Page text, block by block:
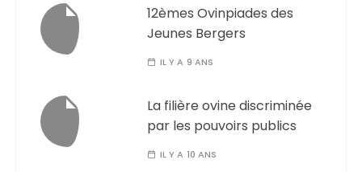
12èmes Ovinpiades des
Jeunes Bergers
IL Y A 9 ANS
La filière ovine discriminée
par les pouvoirs publics
IL Y A 10 ANS